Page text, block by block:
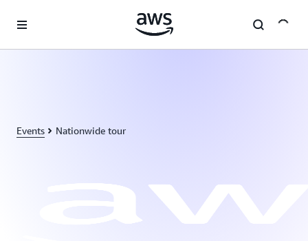
Events Nationwide tour